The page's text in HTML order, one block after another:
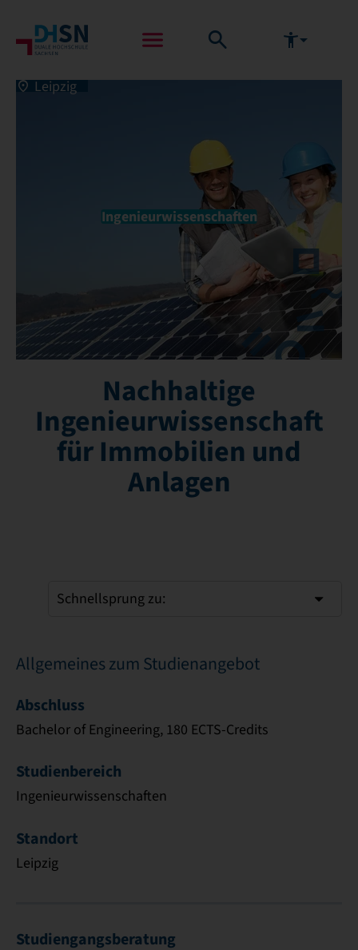
Leipzig
Ingenieurwissenschaften
Nachhaltige
Ingenieurwissenschaft
für Immobilien und
Anlagen
Schnellsprung zu:
Allgemeines zum Studienangebot
Abschluss
Bachelor of Engineering, 180 ECTS-Credits
Studienbereich
Ingenieurwissenschaften
Standort
Leipzig
Studiengangsberatung